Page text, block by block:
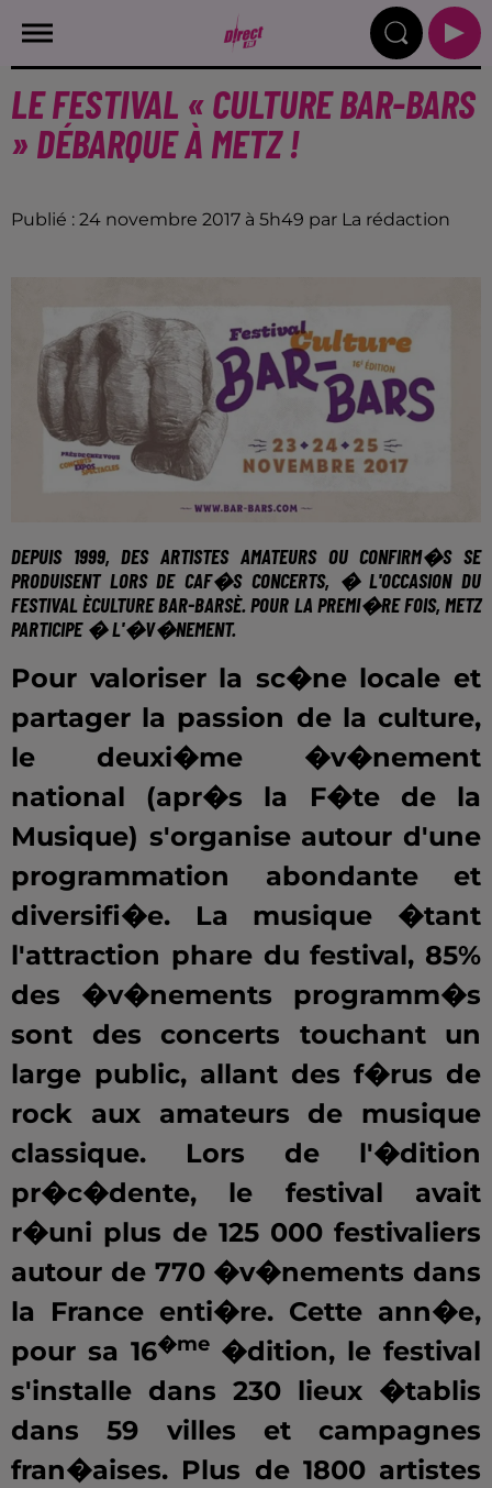
LE FESTIVAL « CULTURE BAR-BARS
» DÉBARQUE À METZ !
Publié : 24 novembre 2017 à 5h49 par La rédaction
DEPUIS 1999, DES ARTISTES AMATEURS OU CONFIRM�S SE
PRODUISENT LORS DE CAF�S CONCERTS, � L'OCCASION DU
FESTIVALÈCULTURE BAR-BARSÈ. POUR LA PREMI�RE FOIS, METZ
PARTICIPE � L'�V�NEMENT.
Pour valoriser la sc�ne locale et
partager la passion de la culture,
le deuxi�me �v�nement
national (apr�s la F�te de la
Musique) s'organise autour d'une
programmation abondante et
diversifi�e. La musique �tant
l'attraction phare du festival, 85%
des �v�nements programm�s
sont des concerts touchant un
large public, allant des f�rus de
rock aux amateurs de musique
classique. Lors de l'�dition
pr�c�dente, le festival avait
r�uni plus de 125 000 festivaliers
autour de 770 �v�nements dans
la France enti�re. Cette ann�e,
pour sa 16�me�dition, le festival
s'installe dans 230 lieux �tablis
dans 59 villes et campagnes
fran�aises. Plus de 1800 artistes